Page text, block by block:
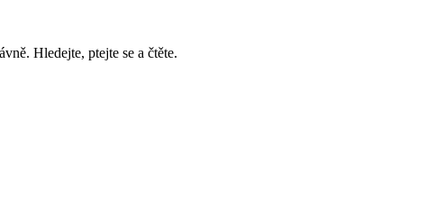
Hledejte, ptejte se a čtěte.